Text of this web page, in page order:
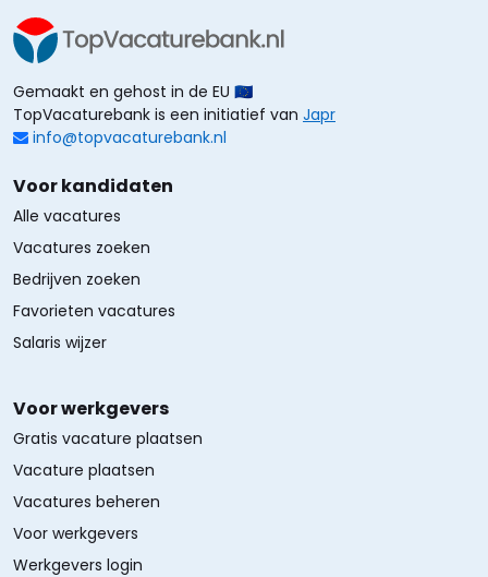
Gemaakt en gehost in de EU 🇪🇺
TopVacaturebank is een initiatief van Japr
info@topvacaturebank.nl
Voor kandidaten
Alle vacatures
Vacatures zoeken
Bedrijven zoeken
Favorieten vacatures
Salaris wijzer
Voor werkgevers
Gratis vacature plaatsen
Vacature plaatsen
Vacatures beheren
Voor werkgevers
Werkgevers login